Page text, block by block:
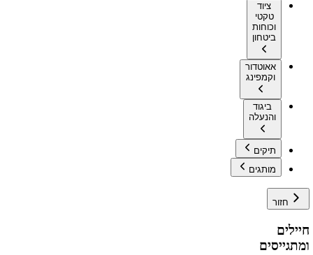
ציוד
טקטי
וכוחות
ביטחון
אאוטדור
וקמפינג
ביגוד
והנעלה
תיקים
מותגים
חזור
חיילים
ומתגייסים